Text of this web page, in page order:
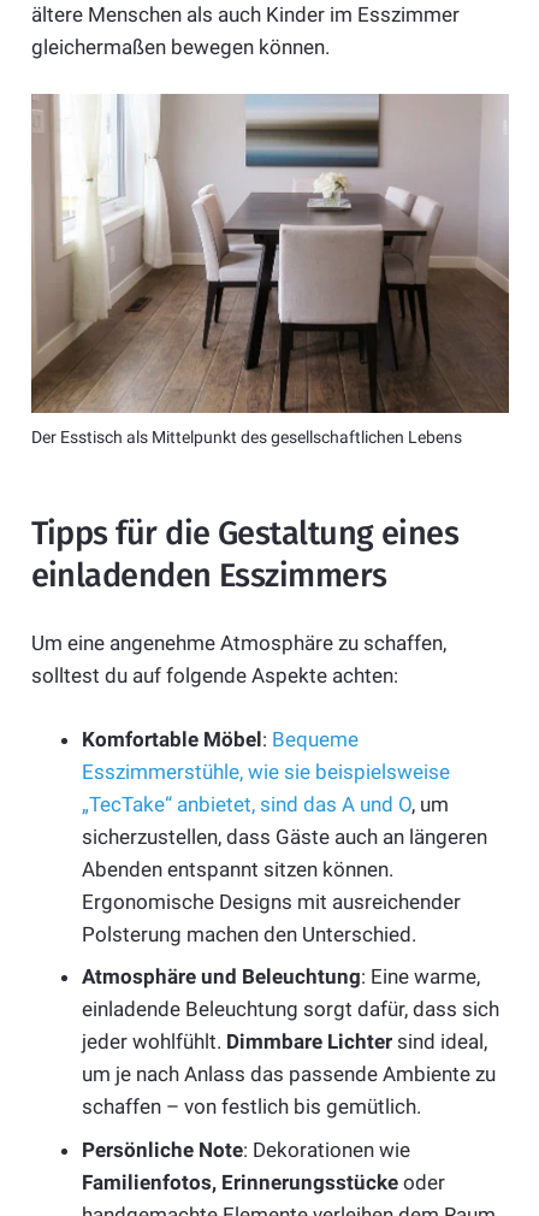
ältere Menschen als auch Kinder im Esszimmer
gleichermaßen bewegen können.
Der Esstisch als Mittelpunkt des gesellschaftlichen Lebens
Tipps für die Gestaltung eines
einladenden Esszimmers
Um eine angenehme Atmosphäre zu schaffen,
solltest du auf folgende Aspekte achten:
Komfortable Möbel: Bequeme
Esszimmerstühle, wie sie beispielsweise
„TecTake“ anbietet, sind das A und O, um
sicherzustellen, dass Gäste auch an längeren
Abenden entspannt sitzen können.
Ergonomische Designs mit ausreichender
Polsterung machen den Unterschied.
Atmosphäre und Beleuchtung: Eine warme,
einladende Beleuchtung sorgt dafür, dass sich
jeder wohlfühlt. Dimmbare Lichter sind ideal,
um je nach Anlass das passende Ambiente zu
schaffen – von festlich bis gemütlich.
Persönliche Note: Dekorationen wie
Familienfotos, Erinnerungsstücke oder